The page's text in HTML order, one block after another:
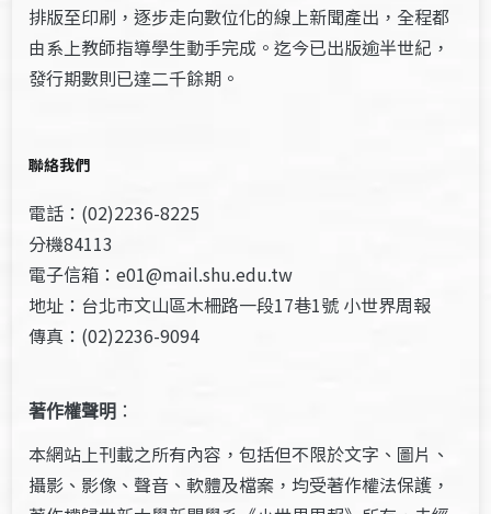
排版至印刷，逐步走向數位化的線上新聞產出，全程都
由系上教師指導學生動手完成。迄今已出版逾半世紀，
發行期數則已達二千餘期。
聯絡我們
電話：(02)2236-8225
分機84113
電子信箱：e01@mail.shu.edu.tw
地址：台北市文山區木柵路一段17巷1號 小世界周報
傳真：(02)2236-9094
著作權聲明 ：
本網站上刊載之所有內容，包括但不限於文字、圖片、
攝影、影像、聲音、軟體及檔案，均受著作權法保護，